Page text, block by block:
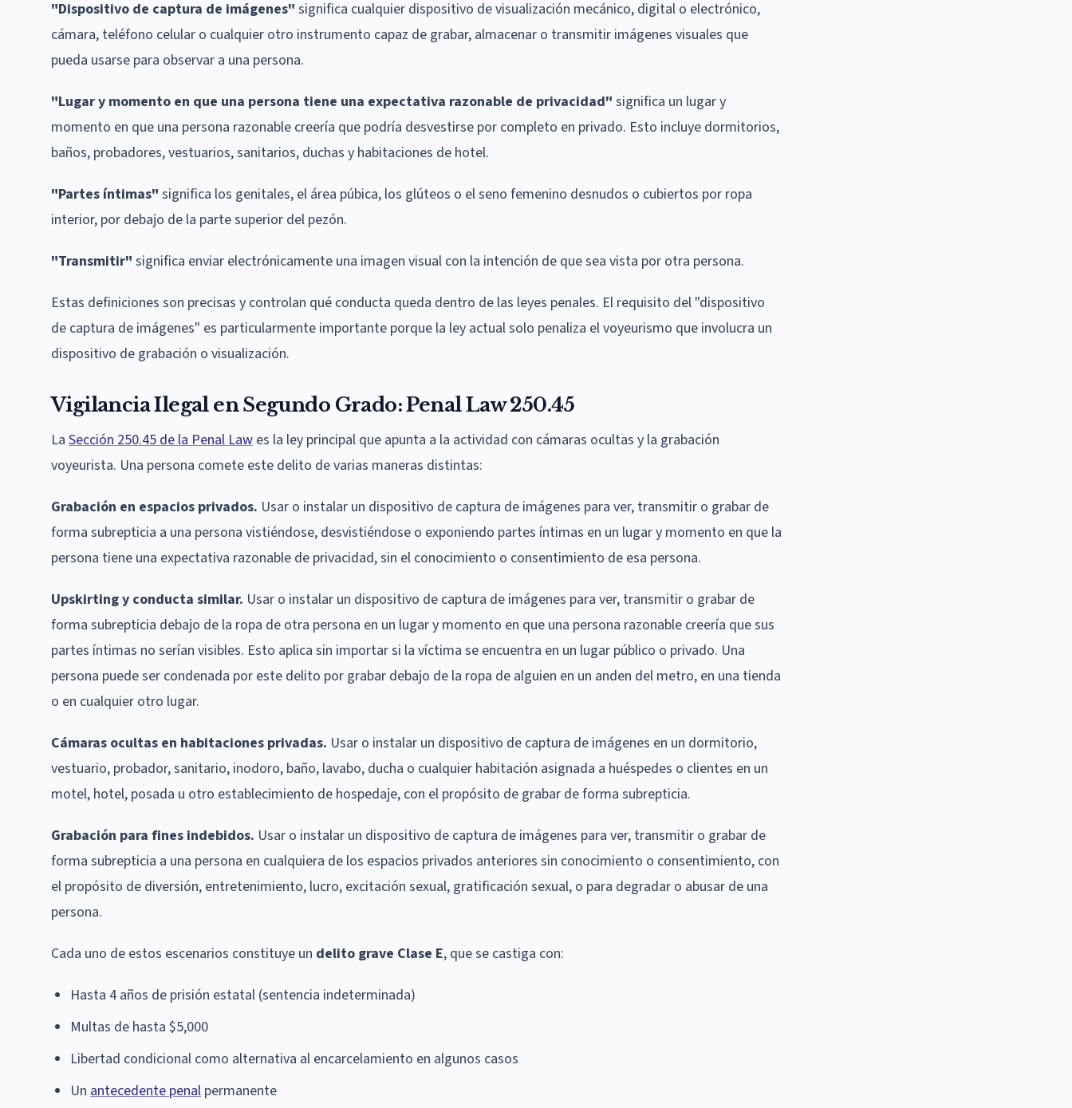
"Dispositivo de captura de imágenes" significa cualquier dispositivo de visualización mecánico, digital o electrónico,
cámara, teléfono celular o cualquier otro instrumento capaz de grabar, almacenar o transmitir imágenes visuales que
pueda usarse para observar a una persona.
"Lugar y momento en que una persona tiene una expectativa razonable de privacidad" significa un lugar y
momento en que una persona razonable creería que podría desvestirse por completo en privado. Esto incluye dormitorios,
baños, probadores, vestuarios, sanitarios, duchas y habitaciones de hotel.
"Partes íntimas" significa los genitales, el área púbica, los glúteos o el seno femenino desnudos o cubiertos por ropa
interior, por debajo de la parte superior del pezón.
"Transmitir" significa enviar electrónicamente una imagen visual con la intención de que sea vista por otra persona.
Estas definiciones son precisas y controlan qué conducta queda dentro de las leyes penales. El requisito del "dispositivo
de captura de imágenes" es particularmente importante porque la ley actual solo penaliza el voyeurismo que involucra un
dispositivo de grabación o visualización.
Vigilancia Ilegal en Segundo Grado: Penal Law 250.45
La Sección 250.45 de la Penal Law es la ley principal que apunta a la actividad con cámaras ocultas y la grabación
voyeurista. Una persona comete este delito de varias maneras distintas:
Grabación en espacios privados. Usar o instalar un dispositivo de captura de imágenes para ver, transmitir o grabar de
forma subrepticia a una persona vistiéndose, desvistiéndose o exponiendo partes íntimas en un lugar y momento en que la
persona tiene una expectativa razonable de privacidad, sin el conocimiento o consentimiento de esa persona.
Upskirting y conducta similar. Usar o instalar un dispositivo de captura de imágenes para ver, transmitir o grabar de
forma subrepticia debajo de la ropa de otra persona en un lugar y momento en que una persona razonable creería que sus
partes íntimas no serían visibles. Esto aplica sin importar si la víctima se encuentra en un lugar público o privado. Una
persona puede ser condenada por este delito por grabar debajo de la ropa de alguien en un anden del metro, en una tienda
o en cualquier otro lugar.
Cámaras ocultas en habitaciones privadas. Usar o instalar un dispositivo de captura de imágenes en un dormitorio,
vestuario, probador, sanitario, inodoro, baño, lavabo, ducha o cualquier habitación asignada a huéspedes o clientes en un
motel, hotel, posada u otro establecimiento de hospedaje, con el propósito de grabar de forma subrepticia.
Grabación para fines indebidos. Usar o instalar un dispositivo de captura de imágenes para ver, transmitir o grabar de
forma subrepticia a una persona en cualquiera de los espacios privados anteriores sin conocimiento o consentimiento, con
el propósito de diversión, entretenimiento, lucro, excitación sexual, gratificación sexual, o para degradar o abusar de una
persona.
Cada uno de estos escenarios constituye un delito grave Clase E, que se castiga con:
Hasta 4 años de prisión estatal (sentencia indeterminada)
Multas de hasta $5,000
Libertad condicional como alternativa al encarcelamiento en algunos casos
Un antecedente penal permanente